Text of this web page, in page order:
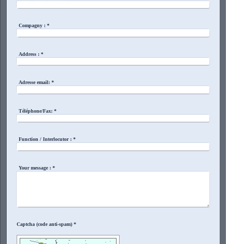
Compagny : *
Address : *
Adresse email: *
Téléphone/Fax: *
Function / Interlocutor : *
Your message : *
Captcha (code anti-spam) *